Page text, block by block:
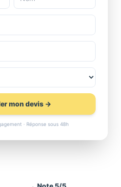
mon devis →
· Réponse sous 48h